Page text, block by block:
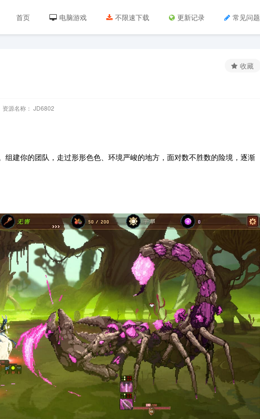
首页 电脑游戏 不限速下载 更新记录 常见问题
资源名称： JD6802
收藏
组建你的团队，走过形形色色、环境严峻的地方，面对数不胜数的险境，逐渐